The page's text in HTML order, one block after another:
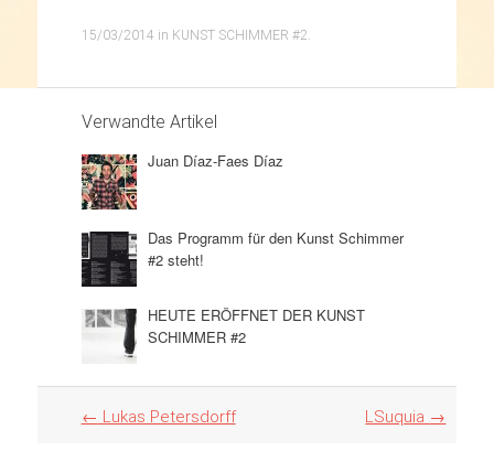
15/03/2014 in KUNST SCHIMMER #2.
Verwandte Artikel
Juan Díaz-Faes Díaz
Das Programm für den Kunst Schimmer
#2 steht!
HEUTE ERÖFFNET DER KUNST
SCHIMMER #2
Artikel
← Lukas Petersdorff LSuquia →